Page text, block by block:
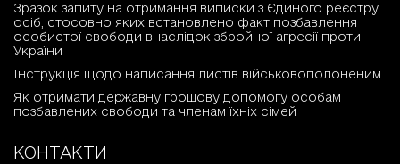
Зразок запиту на отримання виписки з Єдиного реєстру
осіб, стосовно яких встановлено факт позбавлення
особистої свободи внаслідок збройної агресії проти
України
Інструкція щодо написання листів військовополоненим
Як отримати державну грошову допомогу особам
позбавлених свободи та членам їхніх сімей
КОНТАКТИ